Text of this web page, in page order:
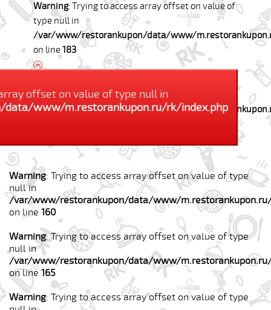
Warning: Trying to access array offset on value of
type null in
/var/www/restorankupon/data/www/
on line183
type null in
/var/www/restorankupon/data/www/
offset on value of type null in
www/m.restorankupon.ru/rk/index.php
Warning: Trying to access array offset on value of type
null in
/var/www/restorankupon/data/www/
on line 160
Warning: Trying to access array offset on value of type
null in
/var/www/restorankupon/data/www/
on line 165
Warning: Trying to access array offset on value of type